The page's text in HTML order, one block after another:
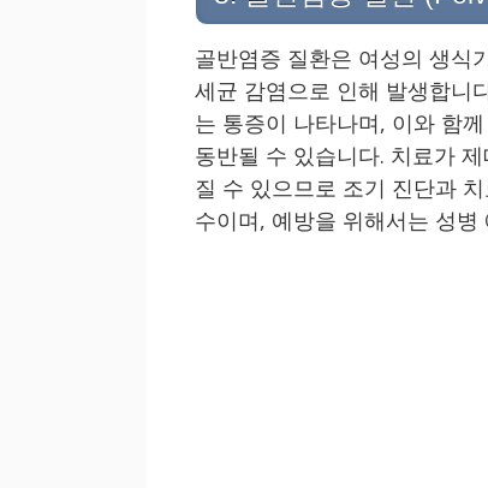
골반염증 질환은 여성의 생식
세균 감염으로 인해 발생합니
는 통증이 나타나며, 이와 함
동반될 수 있습니다. 치료가
질 수 있으므로 조기 진단과
수이며, 예방을 위해서는 성